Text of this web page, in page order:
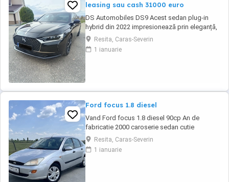
leasing sau cash 31000 euro
DS Automobiles DS9 Acest sedan plug-in
hybrid din 2022 impresionează prin eleganță,
tehnologie avansată și confort de top.
Vehiculul se remarcă prin dotări premium și o
experiență de condus rafinată, fiind potrivit
Resita, Caras-Severin
1 ianuarie
Ford focus 1.8 diesel
Vand Ford focus 1.8 diesel 90cp An de
fabricatie 2000 caroserie sedan cutie
manuala in cinci viteze Kilometraj 258.587 km,
reali. Se poate trimite in privat raport
carvetical. Proprietar din anul 2017. Interior
Resita, Caras-Severin
1 ianuarie